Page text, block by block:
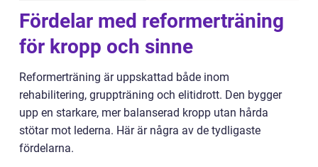
Fördelar med reformerträning
för kropp och sinne
Reformerträning är uppskattad både inom
rehabilitering, gruppträning och elitidrott. Den bygger
upp en starkare, mer balanserad kropp utan hårda
stötar mot lederna. Här är några av de tydligaste
fördelarna.